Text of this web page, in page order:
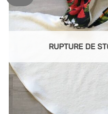
RUPTURE DE